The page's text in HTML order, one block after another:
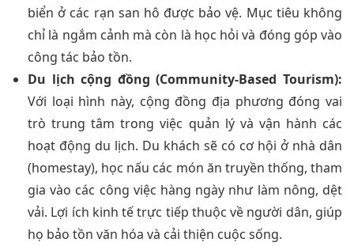
biển ở các rạn san hô được bảo vệ. Mục tiêu không
chỉ là ngắm cảnh mà còn là học hỏi và đóng góp vào
công tác bảo tồn.
Du lịch cộng đồng (Community-Based Tourism):
Với loại hình này, cộng đồng địa phương đóng vai
trò trung tâm trong việc quản lý và vận hành các
hoạt động du lịch. Du khách sẽ có cơ hội ở nhà dân
(homestay), học nấu các món ăn truyền thống, tham
gia vào các công việc hàng ngày như làm nông, dệt
vải. Lợi ích kinh tế trực tiếp thuộc về người dân, giúp
họ bảo tồn văn hóa và cải thiện cuộc sống.